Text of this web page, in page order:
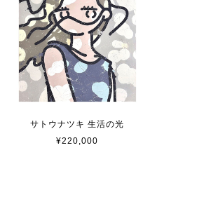
サトウナツキ 生活の光
¥220,000